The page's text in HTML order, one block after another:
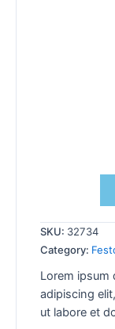
SKU: 32734
Category:
Lorem ipsum
adipiscing
ut labore et